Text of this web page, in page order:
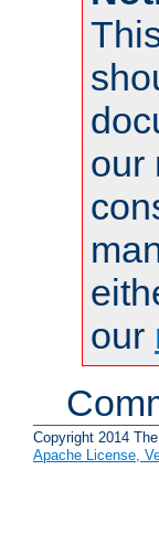
our
our
Copyright 2014
Apache License,